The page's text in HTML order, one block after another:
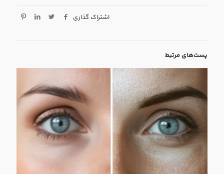
اشتراک گذاری
پست‌های مرتبط